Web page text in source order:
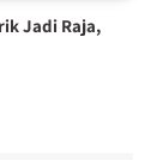
Jadi Raja,